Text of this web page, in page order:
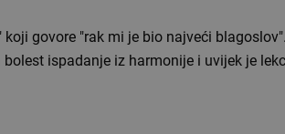
govore "rak mi je bio najveći
ispadanje iz harmonije i uvijek je